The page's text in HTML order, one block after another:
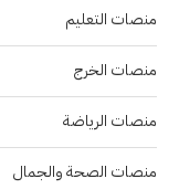
منصات التعليم
منصات الخرج
منصات الرياضة
منصات الصحة والجمال